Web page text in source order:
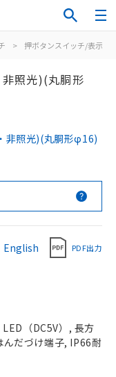
> 押ボタンスイッチ/表示灯
照光)(丸胴形
非照光)(丸胴形φ16)
English PDF出力
（DC5V）, 長方
だづけ端子, IP66耐